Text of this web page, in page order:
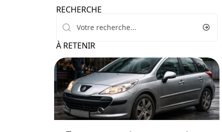
RECHERCHE
À RETENIR
Voiture